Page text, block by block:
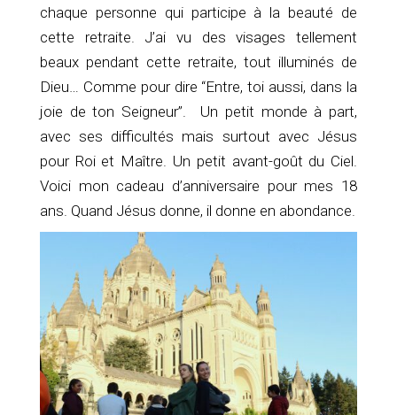
chaque personne qui participe à la beauté de
cette retraite. J’ai vu des visages tellement
beaux pendant cette retraite, tout illuminés de
Dieu… Comme pour dire “Entre, toi aussi, dans la
joie de ton Seigneur”. Un petit monde à part,
avec ses difficultés mais surtout avec Jésus
pour Roi et Maître. Un petit avant-goût du Ciel.
Voici mon cadeau d’anniversaire pour mes 18
ans. Quand Jésus donne, il donne en abondance.